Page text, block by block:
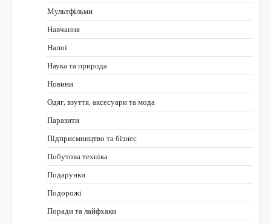
Мультфільми
Навчання
Напої
Наука та природа
Новини
Одяг, взуття, аксесуари та мода
Паразити
Підприємництво та бізнес
Побутова техніка
Подарунки
Подорожі
Поради та лайфхаки